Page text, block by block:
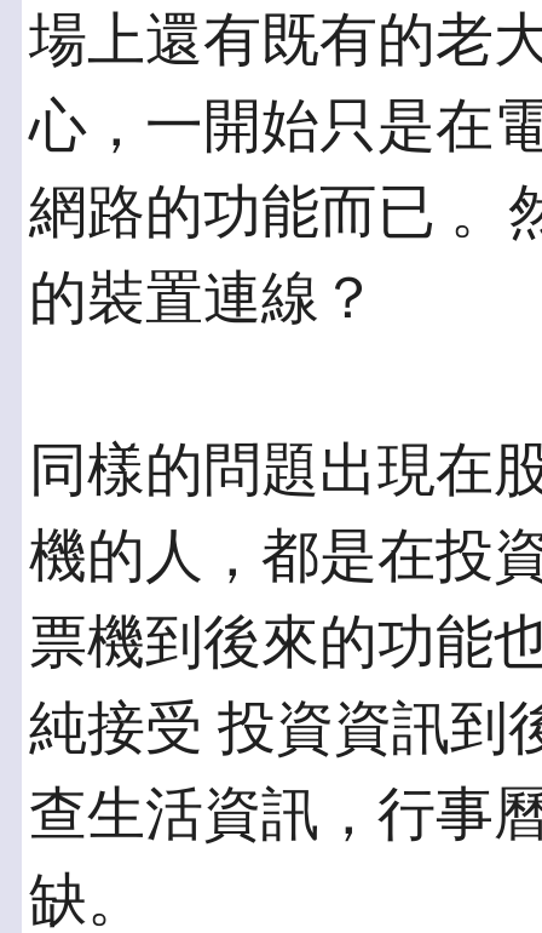
場上還有既有的老
心，一開始只是在
網路的功能而已 。
的裝置連線？
同樣的問題出現在
機的人，都是在投
票機到後來的功能
純接受 投資資訊到
查生活資訊，行事
缺。